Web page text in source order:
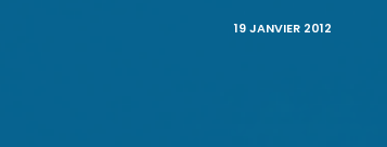
19 JANVIER 2012